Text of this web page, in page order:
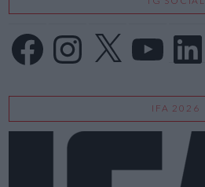
FacebookInstagram
X LinkedIn
IFA 2026